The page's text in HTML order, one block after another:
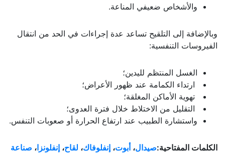
والأشخاص ضعيفي المناعة.
وبالإضافة إلى التلقيح تساعد عدة إجراءات في الحد من انتقال
الفيروسات التنفسية:
الغسل المنتظم لليدين؛
ارتداء الكمامة عند ظهور الأعراض؛
تهوية الأماكن المغلقة؛
التقليل من الاختلاط خلال فترة العدوى؛
واستشارة الطبيب عند ارتفاع الحرارة أو صعوبات التنفس.
الكلمات المفتاحية:صيدال،أبوت، إنفلوفاك، لقاح، إنفلونزا، صناعة